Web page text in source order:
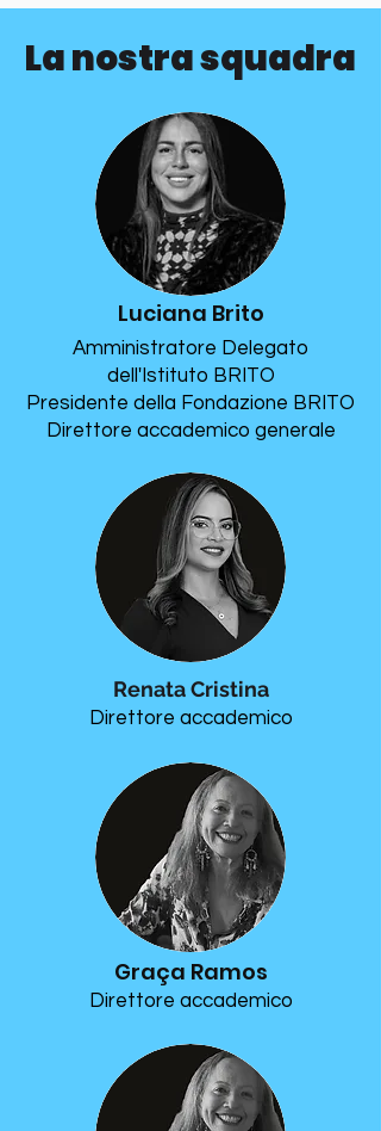
La nostra squadra
Luciana Brito
Amministratore Delegato
dell'Istituto BRITO
Presidente della Fondazione BRITO
Direttore accademico generale
Renata Cristina
Direttore accademico
Graça Ramos
Direttore accademico